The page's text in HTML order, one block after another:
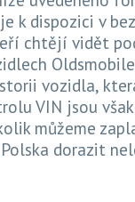
k dispozici v
chtějí vidět
vozidla,
VIN jsou
můžeme
dorazit